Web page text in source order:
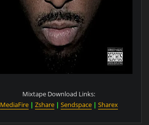
Mixtape Download Links:
MediaFire | Zshare | Sendspace | Sharex